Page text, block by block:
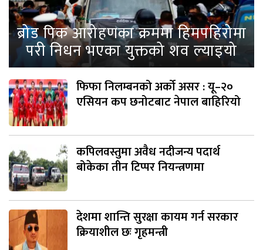
ब्रोड पिक आरोहणका क्रममा हिमपहिरोमा
परी निधन भएका युक्तको शव ल्याइयो
फिफा निलम्बनको अर्को असर : यू–२०
एसियन कप छनोटबाट नेपाल बाहिरियो
कपिलवस्तुमा अवैध नदीजन्य पदार्थ
बोकेका तीन टिप्पर नियन्त्रणमा
देशमा शान्ति सुरक्षा कायम गर्न सरकार
क्रियाशील छः गृहमन्त्री